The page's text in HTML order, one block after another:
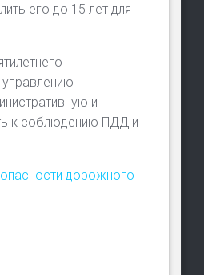
его до 15 лет для
и
к соблюдению ПДД и
дорожного